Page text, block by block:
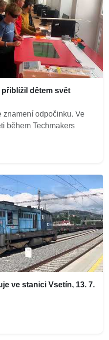
dětem svět
znamení odpočinku. Ve
během Techmakers
ve stanici Vsetín, 13. 7.